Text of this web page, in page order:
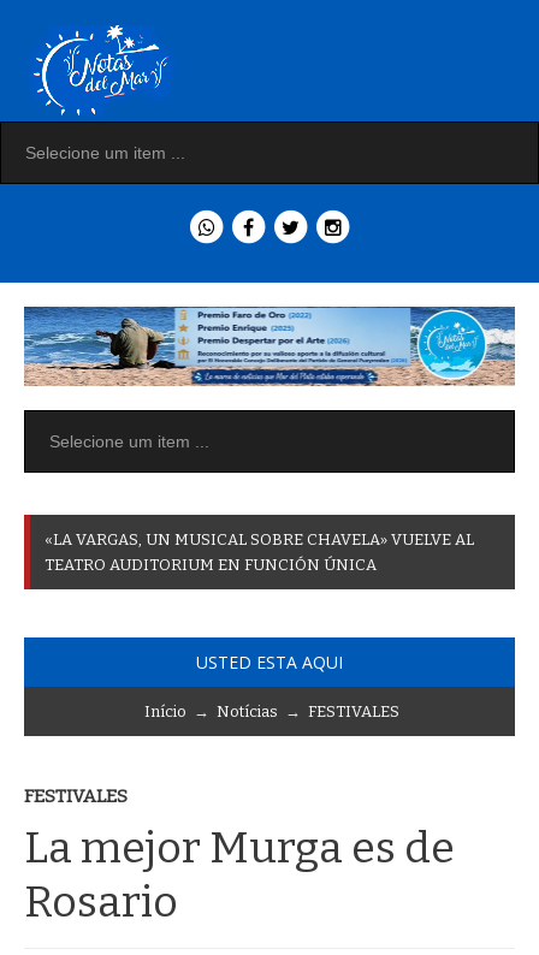
«LA VARGAS UN MUSICAL SOBRE CHAVELA» VUELVE AL
TEATRO AUDITORIUM EN FUNCIÓN ÚNICA
USTED ESTA AQUI
Início → Notícias → FESTIVALES
FESTIVALES
La mejor Murga es de
Rosario